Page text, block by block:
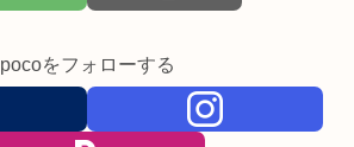
pocoをフォローする